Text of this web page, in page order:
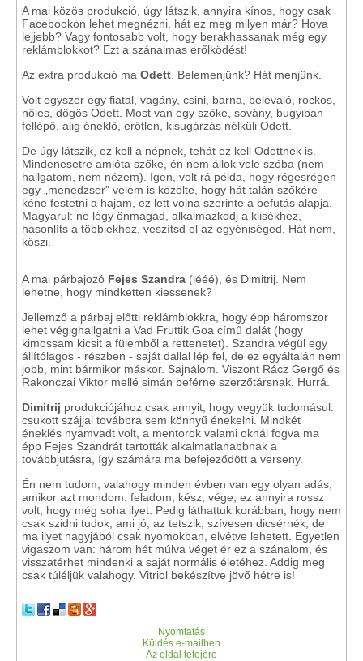
A mai közös produkció, úgy látszik, annyira kínos, hogy csak
Facebookon lehet megnézni, hát ez meg milyen már? Hova
lejjebb? Vagy fontosabb volt, hogy berakhassanak még egy
reklámblokkot? Ezt a szánalmas erőlködést!
Az extra produkció ma Odett . Belemenjünk? Hát menjünk.
Volt egyszer egy fiatal, vagány, csini, barna, belevaló, rockos,
nőies, dögös Odett. Most van egy szőke, sovány, bugyiban
fellépő, alig éneklő, erőtlen, kisugárzás nélküli Odett.
De úgy látszik, ez kell a népnek, tehát ez kell Odettnek is.
Mindenesetre amióta szőke, én nem állok vele szóba (nem
hallgatom, nem nézem). Igen, volt rá példa, hogy régesrégen
egy „menedzser" velem is közölte, hogy hát talán szőkére
kéne festetni a hajam, ez lett volna szerinte a befutás alapja.
Magyarul: ne légy önmagad, alkalmazkodj a klisékhez,
hasonlíts a többiekhez, veszítsd el az egyéniséged. Hát nem,
köszi.
A mai párbajozó Fejes Szandra (jééé), és Dimitrij. Nem
lehetne, hogy mindketten kiessenek?
Jellemző a párbaj előtti reklámblokkra, hogy épp háromszor
lehet végighallgatni a Vad Fruttik Goa című dalát (hogy
kimossam kicsit a fülemből a rettenetet). Szandra végül egy
állítólagos - részben - saját dallal lép fel, de ez egyáltalán nem
jobb, mint bármikor máskor. Sajnálom. Viszont Rácz Gergő és
Rakonczai Viktor mellé simán beférne szerzőtársnak. Hurrá.
Dimitrij produkciójához csak annyit, hogy vegyük tudomásul:
csukott szájjal továbbra sem könnyű énekelni. Mindkét
éneklés nyamvadt volt, a mentorok valami oknál fogva ma
épp Fejes Szandrát tartották alkalmatlanabbnak a
továbbjutásra, így számára ma befejeződött a verseny.
Én nem tudom, valahogy minden évben van egy olyan adás,
amikor azt mondom: feladom, kész, vége, ez annyira rossz
volt, hogy még soha ilyet. Pedig láthattuk korábban, hogy nem
csak szidni tudok, ami jó, az tetszik, szívesen dicsérnék, de
ma ilyet nagyjából csak nyomokban, elvétve lehetett. Egyetlen
vigaszom van: három hét múlva véget ér ez a szánalom, és
visszatérhet mindenki a saját normális életéhez. Addig meg
csak túléljük valahogy. Vitriol bekészítve jövő hétre is!
Nyomtatás
Küldés e-mailben
Az oldal tetejére